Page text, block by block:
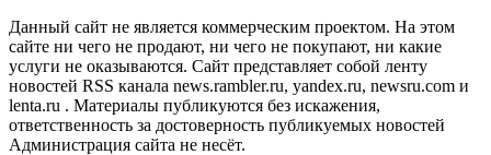
Данный сайт не является коммерческим проектом. На этом
сайте ни чего не продают, ни чего не покупают, ни какие
услуги не оказываются. Сайт представляет собой ленту
новостей RSS канала news.rambler.ru, yandex.ru, newsru.com и
lenta.ru . Материалы публикуются без искажения,
ответственность за достоверность публикуемых новостей
Администрация сайта не несёт.